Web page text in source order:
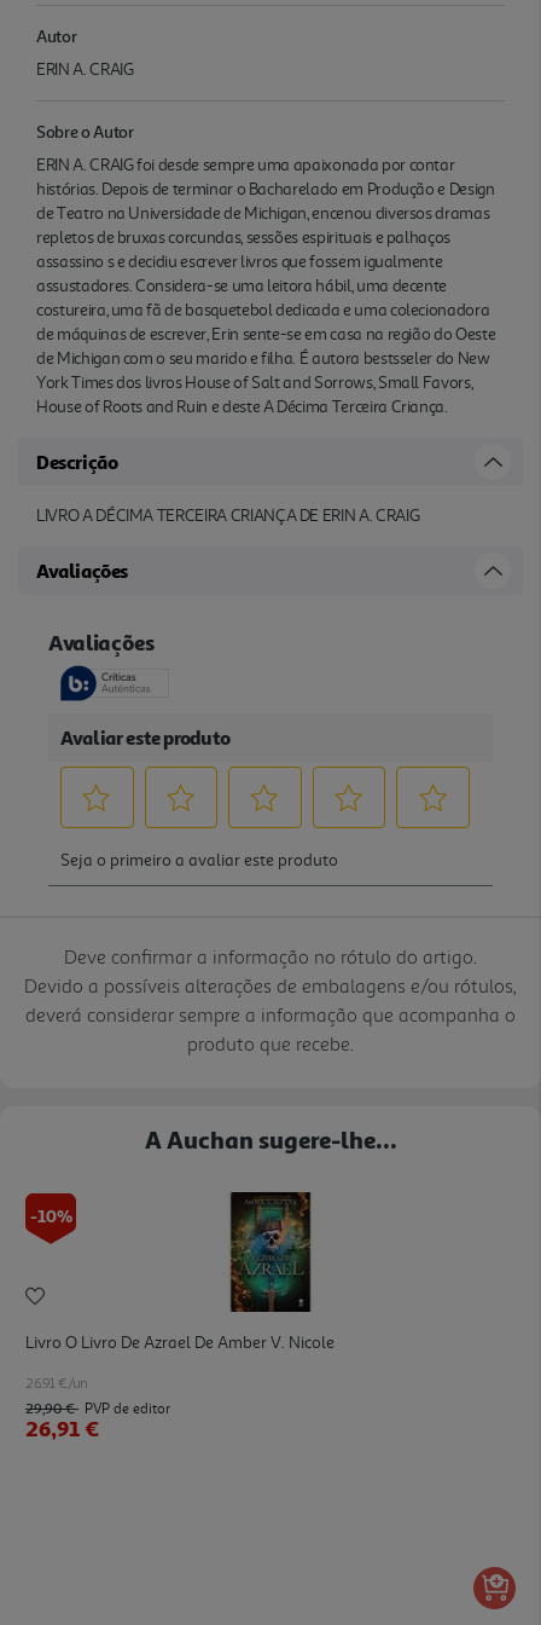
Autor
ERIN A. CRAIG
Sobre o Autor
ERIN A. CRAIG foi desde sempre uma apaixonada por contar
histórias. Depois de terminar o Bacharelado em Produção e Design
de Teatro na Universidade de Michigan, encenou diversos dramas
repletos de bruxas corcundas, sessões espirituais e palhaços
assassino s e decidiu escrever livros que fossem igualmente
assustadores. Considera-se uma leitora hábil, uma decente
costureira, uma fã de basquetebol dedicada e uma colecionadora
de máquinas de escrever, Erin sente-se em casa na região do Oeste
de Michigan com o seu marido e filha. É autora bestsseler do New
York Times dos livros House of Salt and Sorrows, Small Favors,
House of Roots and Ruin e deste A Décima Terceira Criança.
Descrição
LIVRO A DÉCIMA TERCEIRA CRIANÇA DE ERIN A. CRAIG
Avaliações
Deve confirmar a informação no rótulo do artigo.
Devido a possíveis alterações de embalagens e/ou rótulos,
deverá considerar sempre a informação que acompanha o
produto que recebe.
A Auchan sugere-lhe...
-10%
Livro O Livro De Azrael De Amber V. Nicole
26.91 €/un
29,90 € PVP de editor
26,91 €